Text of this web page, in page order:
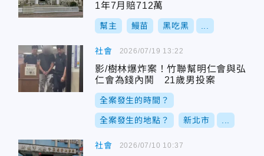
1年7月賠712萬
幫主 鰻苗 黑吃黑
社會
影/樹林爆炸案！竹聯幫明仁會與弘
仁會為錢內鬨 21歲男投案
全案發生的時間？
全案發生的地點？ 新北市
2026/07/19 13:22
社會 2026/07/10 10:37